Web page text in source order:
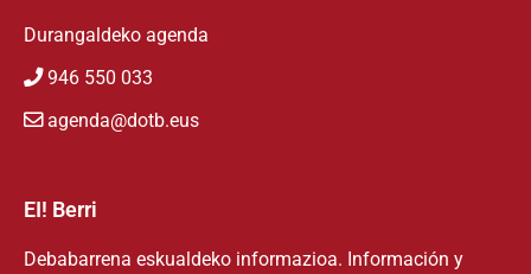
Durangaldeko agenda
946 550 033
agenda@dotb.eus
EI! Berri
Debabarrena eskualdeko informazioa. Información y